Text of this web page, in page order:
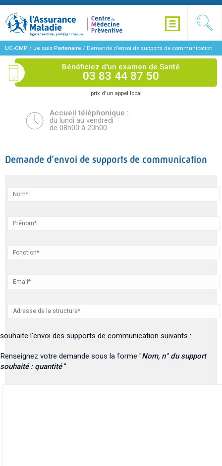
UC-CMP / Je suis Partenaire / Demande d’envoi de supports de communication
Bénéficiez d'un examen de Santé
03 83 44 87 50
prix d'un appel local
Accueil téléphonique :
du lundi au vendredi
de 08h00 à 20h00
Demande d’envoi de supports de communication
souhaite l'envoi des supports de communication suivants :
Renseignez votre demande sous la forme "Nom, n° du support
souhaité : quantité"